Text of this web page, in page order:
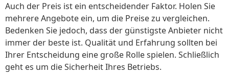
Auch der Preis ist ein entscheidender Faktor. Holen Sie
mehrere Angebote ein, um die Preise zu vergleichen.
Bedenken Sie jedoch, dass der günstigste Anbieter nicht
immer der beste ist. Qualität und Erfahrung sollten bei
Ihrer Entscheidung eine große Rolle spielen. Schließlich
geht es um die Sicherheit Ihres Betriebs.